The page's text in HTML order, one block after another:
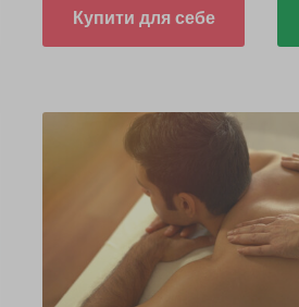
Купити для себе